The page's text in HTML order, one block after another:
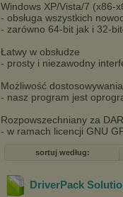
Windows XP/Vista/7 (x86-
- obsługa wszystkich
- zarówno 64-bit jak i 32-
Łatwy w obsłudze
- prosty i niezawodny
Możliwość dostosowywania
- nasz program jest
Rozpowszechniany za
- w ramach licencji GNU
sortuj według:
DriverPack